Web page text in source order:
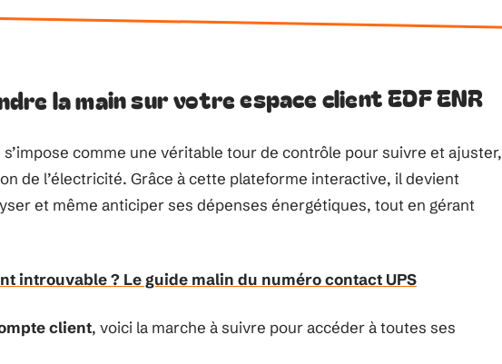
la main sur votre espace client EDF ENR
s’impose comme une véritable tour de contrôle pour suivre et ajuster,
de l’électricité. Grâce à cette plateforme interactive, il devient
et même anticiper ses dépenses énergétiques, tout en gérant
introuvable ? Le guide malin du numéro contact UPS
client, voici la marche à suivre pour accéder à toutes ses